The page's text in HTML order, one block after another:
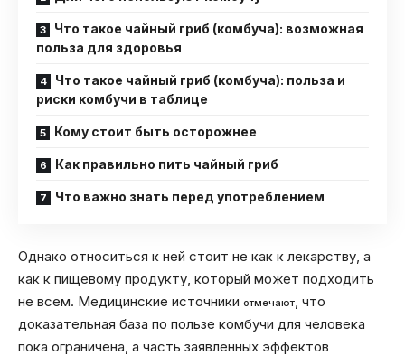
Что такое чайный гриб (комбуча): возможная
польза для здоровья
Что такое чайный гриб (комбуча): польза и
риски комбучи в таблице
Кому стоит быть осторожнее
Как правильно пить чайный гриб
Что важно знать перед употреблением
Однако относиться к ней стоит не как к лекарству, а
как к пищевому продукту, который может подходить
не всем. Медицинские источники отмечают , что
доказательная база по пользе комбучи для человека
пока ограничена, а часть заявленных эффектов